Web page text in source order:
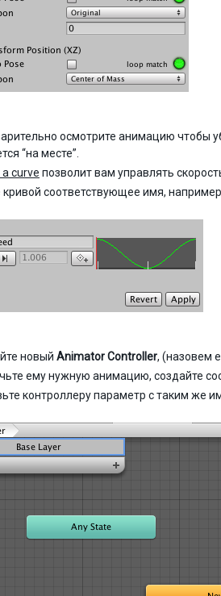
осмотрите анимацию чтобы
“на месте”.
curve позволит вам управлять
соответствующее имя, например
новый Animator Controller, (назовем
ему нужную анимацию, создайте
контроллеру параметр с таким же